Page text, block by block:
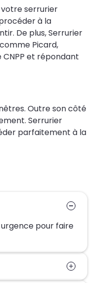
votre serrurier
à la
De plus, Serrurier
Picard,
CNPP et répondant
Outre son côté
Serrurier
parfaitement à la
pour faire